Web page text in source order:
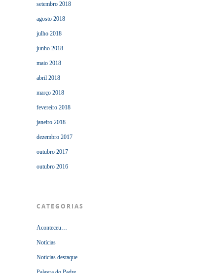
setembro 2018
agosto 2018
julho 2018
junho 2018
maio 2018
abril 2018
março 2018
fevereiro 2018
janeiro 2018
dezembro 2017
outubro 2017
outubro 2016
CATEGORIAS
Aconteceu…
Notícias
Notícias destaque